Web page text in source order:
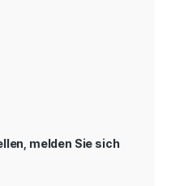
melden Sie sich